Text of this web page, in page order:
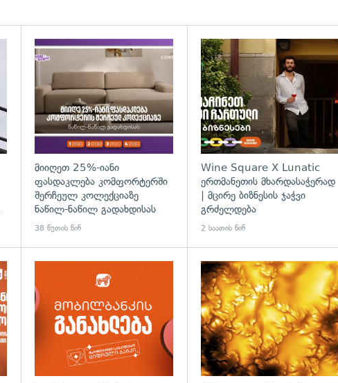
გადახედვა
მიიღეთ 25%-იანი
ფასდაკლება კომფორტერში
შერჩეულ კოლექციაზე
ნაწილ-ნაწილ გადახდისას
38 წუთის წინ
Wine Square X Lunatic
ერთმანეთის მხარდასაჭერად
| მცირე ბიზნესის ჯაჭვი
გრძელდება
2 საათის წინ